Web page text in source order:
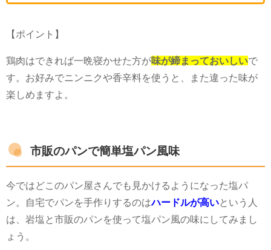
【ポイント】
鶏肉はできれば一晩寝かせた方が味が締まっておいしいで
す。お好みでニンニクや香辛料を使うと、また違った味が
楽しめますよ。
市販のパンで簡単塩パン風味
今ではどこのパン屋さんでも見かけるようになった塩パ
ン。自宅でパンを手作りするのはハードルが高いという人
は、岩塩と市販のパンを使って塩パン風の味にしてみまし
ょう。